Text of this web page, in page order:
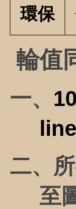
環保
輪值
一、
line
二、
至